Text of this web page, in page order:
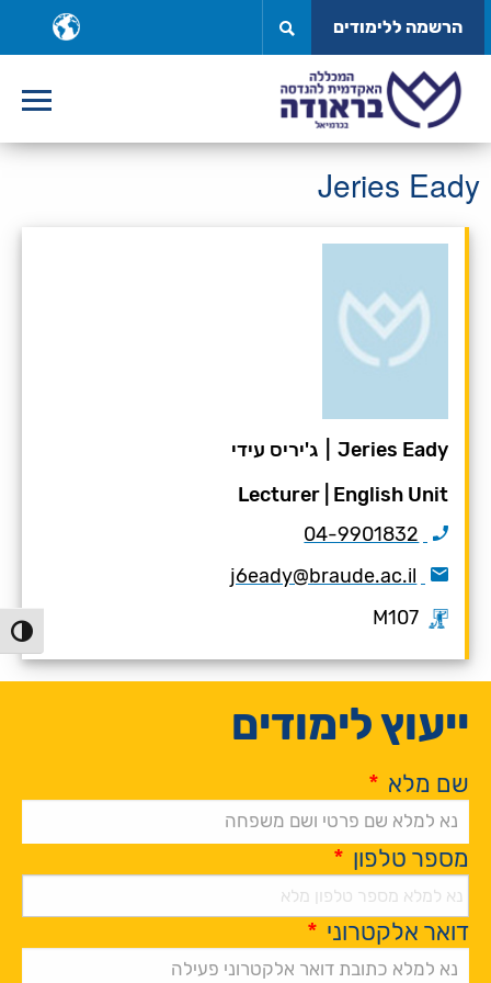
לתוכן
הרשמה ללימודים
Jeries Eady
Jeries Eady
ג'יריס עידי
Lecturer English Unit
‎04-9901832‏
j6eady@braude.ac.il
M107
ייעוץ לימודים
שם מלא *
מספר טלפון *
דואר אלקטרוני *
Alternative: